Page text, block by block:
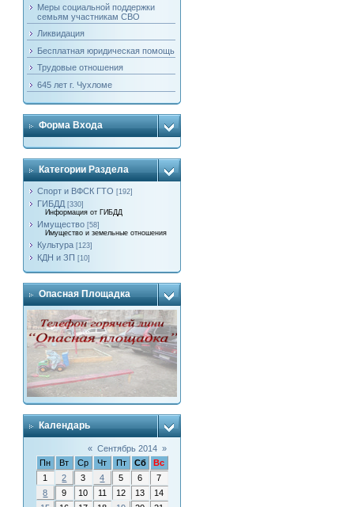
Меры социальной поддержки
семьям участникам СВО
Ликвидация
Бесплатная юридическая помощь
Трудовые отношения
645 лет г. Чухломе
Форма Входа
Категории Раздела
Спорт и ВФСК ГТО [192]
ГИБДД [330]
Информация от ГИБДД
Имущество [58]
Имущество и земельные отношения
Культура [123]
КДН и ЗП [10]
Опасная Площадка
Календарь
« Сентябрь 2014 »
Пн
Вт Ср Чт Пт Сб
Вс
1
2 3 4 5 6
7
8
9 10 11 12 13
14